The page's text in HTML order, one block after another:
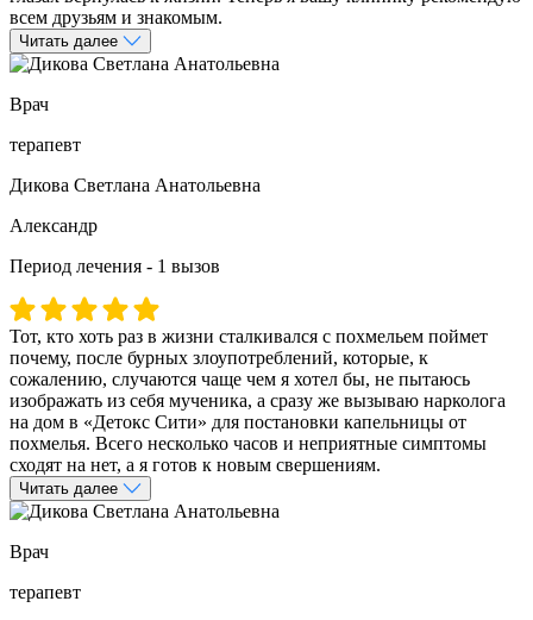
всем друзьям и знакомым.
Читать далее
Врач
терапевт
Дикова Светлана Анатольевна
Александр
Период лечения - 1 вызов
Тот, кто хоть раз в жизни сталкивался с похмельем поймет
почему, после бурных злоупотреблений, которые, к
сожалению, случаются чаще чем я хотел бы, не пытаюсь
изображать из себя мученика, а сразу же вызываю нарколога
на дом в «Детокс Сити» для постановки капельницы от
похмелья. Всего несколько часов и неприятные симптомы
сходят на нет, а я готов к новым свершениям.
Читать далее
Врач
терапевт